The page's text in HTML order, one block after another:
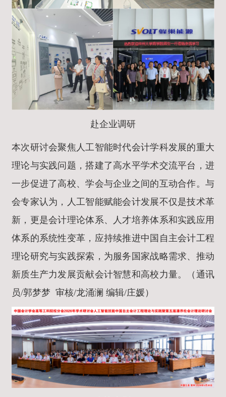
赴企业调研
本次研讨会聚焦人工智能时代会计学科发展的重大
理论与实践问题，搭建了高水平学术交流平台，进
一步促进了高校、学会与企业之间的互动合作。与
会专家认为，人工智能赋能会计发展不仅是技术革
新，更是会计理论体系、人才培养体系和实践应用
体系的系统性变革，应持续推进中国自主会计工程
理论研究与实践探索，为服务国家战略需求、推动
新质生产力发展贡献会计智慧和高校力量。（通讯
员/郭梦梦 审核/龙涌澜 编辑/庄媛）